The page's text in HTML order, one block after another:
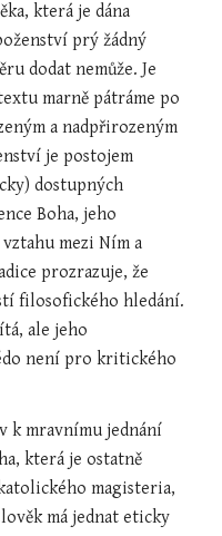
která je dána
prý žádný
dodat nemůže. Je
marně pátráme po
a nadpřirozeným
je postojem
dostupných
Boha, jeho
mezi Ním a
prozrazuje, že
filosofického hledání.
ale jeho
není pro kritického
k mravnímu jednání
která je ostatně
magisteria,
má jednat eticky